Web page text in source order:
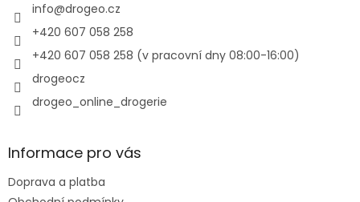
info@drogeo.cz
+420 607 058 258
+420 607 058 258 (v pracovní dny 08:00-16:00)
drogeocz
drogeo_online_drogerie
Informace pro vás
Doprava a platba